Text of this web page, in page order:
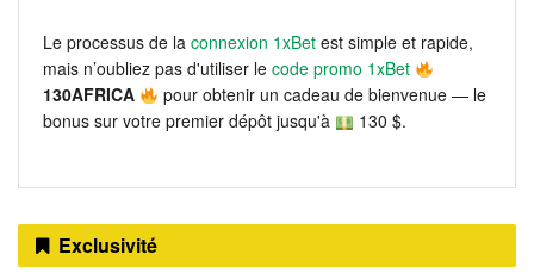
Le processus de la connexion 1xBet est simple et rapide,
mais n’oubliez pas d'utiliser le code promo 1xBet
130AFRICA
pour obtenir un cadeau de bienvenue — le
bonus sur votre premier dépôt jusqu'à
130 $.
Exclusivité